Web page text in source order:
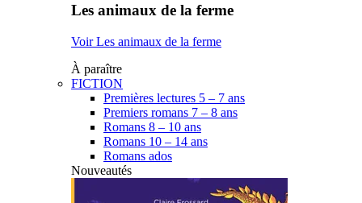
Les animaux de la ferme
Voir Les animaux de la ferme
À paraître
FICTION
Premières lectures 5 – 7 ans
Premiers romans 7 – 8 ans
Romans 8 – 10 ans
Romans 10 – 14 ans
Romans ados
Nouveautés